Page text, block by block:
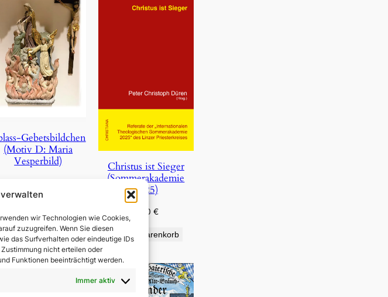
wir Technologien wie Cookies,
zuzugreifen. Wenn Sie diesen
das Surfverhalten oder eindeutige IDs
nicht erteilen oder
Funktionen beeinträchtigt werden.
Immer aktiv
Gebetsbildchen
(Motiv D: Maria
Vesperbild)
Christus ist Sieger
(Sommerakademie
2025)
9,90€
In den Warenkorb